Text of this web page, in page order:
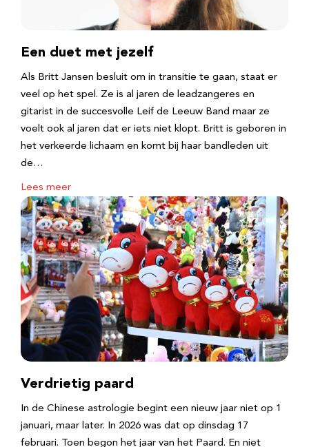
Een duet met jezelf
Als Britt Jansen besluit om in transitie te gaan, staat er
veel op het spel. Ze is al jaren de leadzangeres en
gitarist in de succesvolle Leif de Leeuw Band maar ze
voelt ook al jaren dat er iets niet klopt. Britt is geboren in
het verkeerde lichaam en komt bij haar bandleden uit
de…
Lees meer
Verdrietig paard
In de Chinese astrologie begint een nieuw jaar niet op 1
januari, maar later. In 2026 was dat op dinsdag 17
februari. Toen begon het jaar van het Paard. En niet